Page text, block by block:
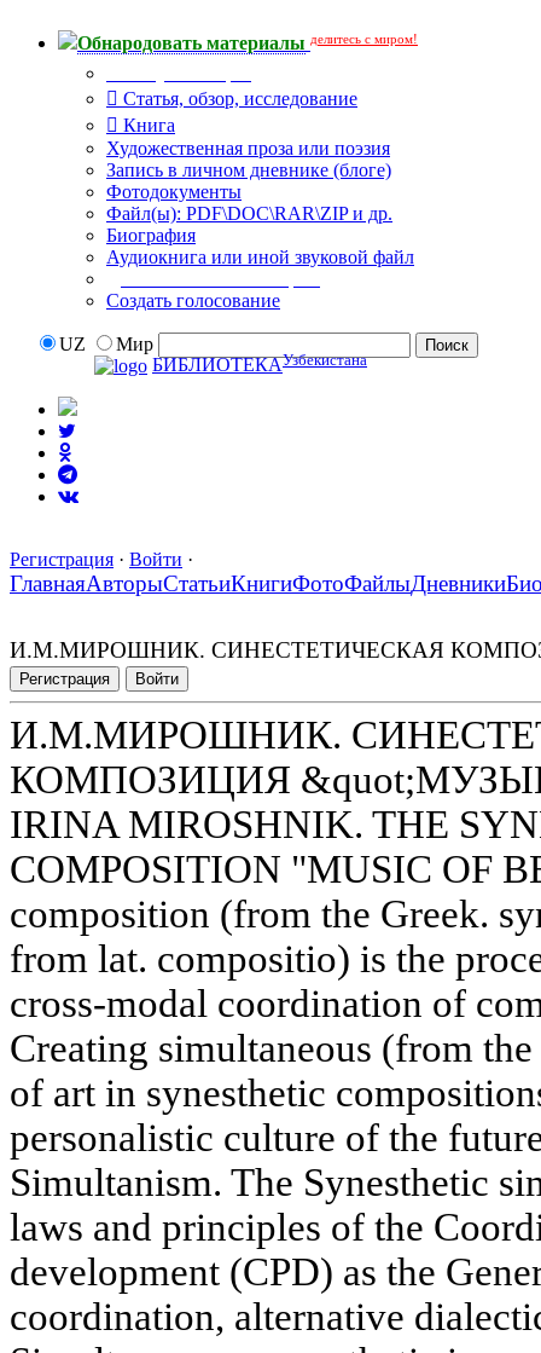
Обнародовать материалы делитесь с миром!
Статья, обзор, исследование
Книга
Художественная проза или поэзия
Запись в личном дневнике (блоге)
Фотодокументы
Файл(ы): PDF\DOC\RAR\ZIP и др.
Биография
Аудиокнига или иной звуковой файл
Создать голосование
UZ
Мир
БИБЛИОТЕКАУзбекистана
Регистрация · Войти ·
ГлавнаяАвторыСтатьиКнигиФотоФайлыДневники
И.М.МИРОШНИК. СИНЕСТЕТИЧЕСКАЯ
Регистрация Войти
И.М.МИРОШНИК.
КОМПОЗИЦИЯ
IRINA MIROSHNIK. THE
COMPOSITION "MUSIC OF
composition (from the Greek.
from lat. compositio) is the
cross-modal coordination of
Creating simultaneous (from
of art in synesthetic
personalistic culture of the
Simultanism. The Synesthetic
laws and principles of the
development (CPD) as the
coordination, alternative